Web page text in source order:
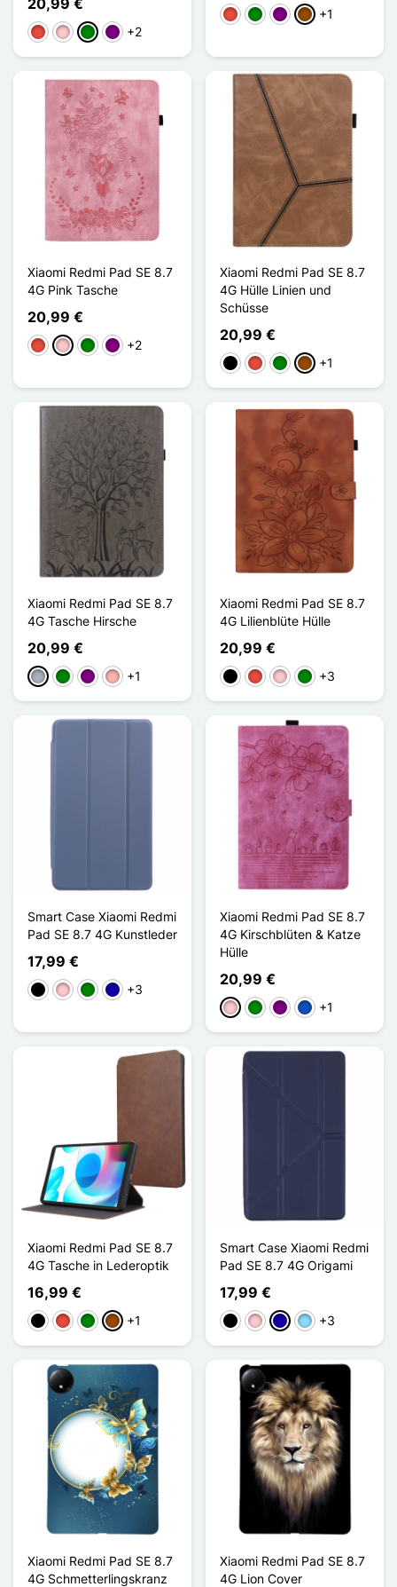
Rot PinkGrünViolett
+2
Rot GrünViolettBraun
+1
Xiaomi Redmi Pad SE 8.7
4G Pink Tasche
20,99 €
Rot PinkGrünViolett
+2
Xiaomi Redmi Pad SE 8.7
4G Hülle Linien und
Schüsse
20,99 €
Schwarz
Rot GrünBraun
+1
Xiaomi Redmi Pad SE 8.7
4G Tasche Hirsche
20,99 €
GrauGrünViolettRoségold
+1
Xiaomi Redmi Pad SE 8.7
4G Lilienblüte Hülle
20,99 €
Schwarz
Rot PinkGrün+3
Smart Case Xiaomi Redmi
Pad SE 8.7 4G Kunstleder
17,99 €
Schwarz
PinkGrünDunkelblau
+3
Xiaomi Redmi Pad SE 8.7
4G Kirschblüten & Katze
Hülle
20,99 €
PinkGrünViolettSaphir
+1
Xiaomi Redmi Pad SE 8.7
4G Tasche in Lederoptik
16,99 €
Schwarz
Rot GrünBraun
+1
Smart Case Xiaomi Redmi
Pad SE 8.7 4G Origami
17,99 €
Schwarz
PinkDunkelblau
Hellblau
+3
Xiaomi Redmi Pad SE 8.7
4G Schmetterlingskranz
Xiaomi Redmi Pad SE 8.7
4G Lion Cover